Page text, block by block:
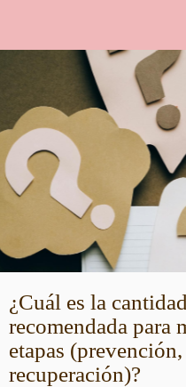
¿Cuál es la
recomendada para
etapas
recuperación)?